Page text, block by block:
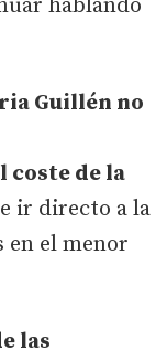
hablando
Guillén no
coste de la
ir directo a la
en el menor
las